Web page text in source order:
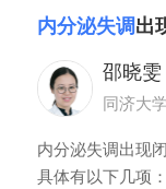
子都应由家长带
内分泌疾病和其
内分泌失调出
邵晓雯
同济大
内分泌失调出现
具体有以下几项